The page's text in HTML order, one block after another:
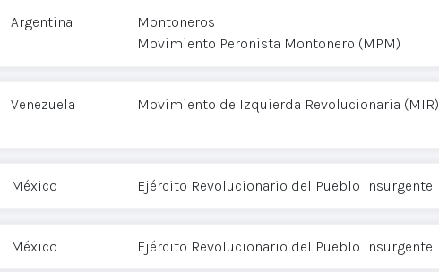
Argentina
Montoneros
Movimiento Peronista Montonero (MPM)
Venezuela Movimiento de Izquierda Revolucionaria (MIR)
México Ejército Revolucionario del Pueblo Insurgente
México Ejército Revolucionario del Pueblo Insurgente